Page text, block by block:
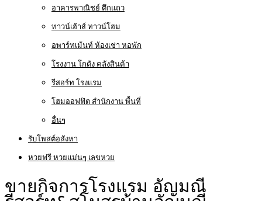
อาคารพาณิชย์ ตึกแถว
ทาวน์เฮ้าส์ ทาวน์โฮม
อพาร์ทเม้นท์ ห้องเช่า หอพัก
โรงงาน โกดัง คลังสินค้า
รีสอร์ท โรงแรม
โฮมออฟฟิต สำนักงาน พื้นที่
อื่นๆ
รับโพสต์อสังหา
หวยฟรี หวยแม่นๆ เลขหวย
ขายกิจการโรงแรม อัญมณี